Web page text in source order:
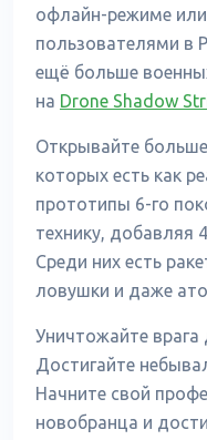
офлайн-режиме
пользователями в
ещё больше
на Drone Shadow
Открывайте
которых есть как
прототипы 6-го
технику, добавляя
Среди них есть
ловушки и даже
Уничтожайте врага
Достигайте
Начните свой
новобранца и